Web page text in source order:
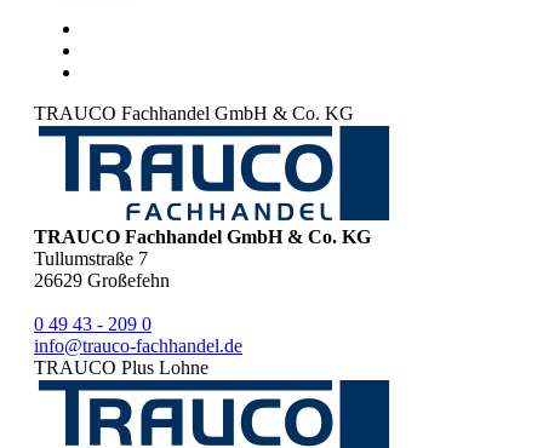
TRAUCO Fachhandel GmbH & Co. KG
TRAUCO Fachhandel GmbH & Co. KG
Tullumstraße 7
26629 Großefehn
0 49 43 - 209 0
info@trauco-fachhandel.de
TRAUCO Plus Lohne